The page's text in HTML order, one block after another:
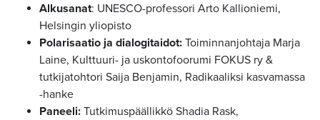
Alkusanat: UNESCO-professori Arto Kallioniemi,
Helsingin yliopisto
Polarisaatio ja dialogitaidot: Toiminnanjohtaja Marja
Laine, Kulttuuri- ja uskontofoorumi FOKUS ry &
tutkijatohtori Saija Benjamin, Radikaaliksi kasvamassa
-hanke
Paneeli: Tutkimuspäällikkö Shadia Rask,